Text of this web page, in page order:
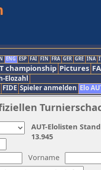
ENG ESP FAI FIN FRA GER GRE INA
championship Pictures
Elozahl
FIDE Spieler anmelden Elo
Vorname
AUT-Elolisten
13.945